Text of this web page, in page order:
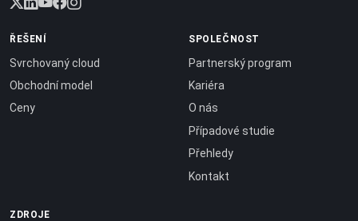
ŘEŠENÍ
Svrchovaný cloud
Obchodní model
Ceny
SPOLEČNOST
Partnerský program
Kariéra
O nás
Případové studie
Přehledy
Kontakt
ZDROJE